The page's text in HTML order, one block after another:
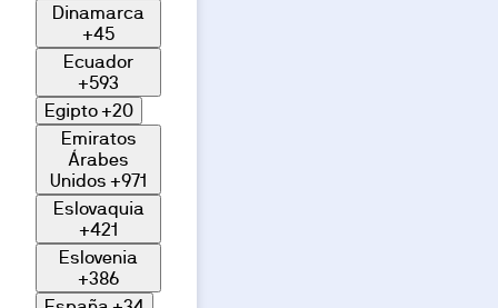
Dinamarca
+45
Ecuador
+593
Egipto+20
Emiratos
Árabes
Unidos +971
Eslovaquia
+421
Eslovenia
+386